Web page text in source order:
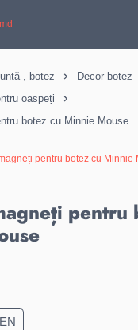
, botez
Decor botez
oaspeți
botez cu Minnie Mouse
pentru
EN